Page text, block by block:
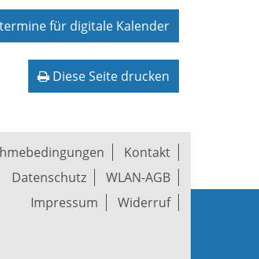
für digitale Kalender
Diese Seite drucken
Kontakt
Datenschutz
WLAN-AGB
Impressum
Widerruf